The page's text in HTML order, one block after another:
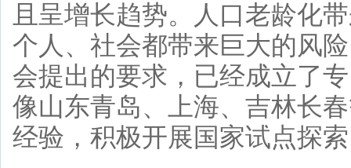
且呈增长趋势。人口老龄化
个人、社会都带来巨大的风
会提出的要求，已经成立了
像山东青岛、上海、吉林长
经验，积极开展国家试点探